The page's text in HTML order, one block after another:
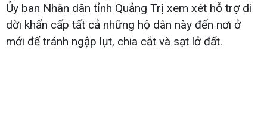
Ủy ban Nhân dân tỉnh Quảng Trị xem xét hỗ trợ di
dời khẩn cấp tất cả những hộ dân này đến nơi ở
mới để tránh ngập lụt, chia cắt và sạt lở đất.